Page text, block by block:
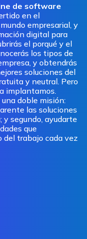
de software
en el
empresarial, y
digital para
el porqué y el
los tipos de
y obtendrás
soluciones del
y neutral. Pero
implantamos.
doble misión:
las soluciones
y segundo, ayudarte
que
del trabajo cada vez